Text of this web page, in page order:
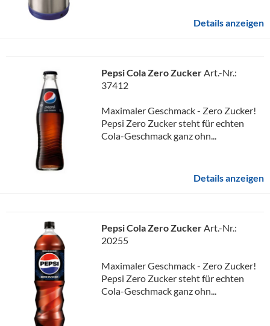
Details anzeigen
Pepsi Cola Zero ZuckerArt.-Nr.:
37412
Maximaler Geschmack - Zero Zucker!
Pepsi Zero Zucker steht für echten
Cola-Geschmack ganz ohn...
Details anzeigen
Pepsi Cola Zero ZuckerArt.-Nr.:
20255
Maximaler Geschmack - Zero Zucker!
Pepsi Zero Zucker steht für echten
Cola-Geschmack ganz ohn...